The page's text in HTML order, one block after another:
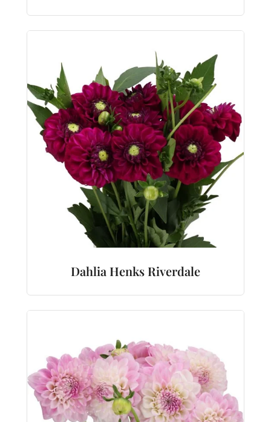
Dahlia Henks Riverdale